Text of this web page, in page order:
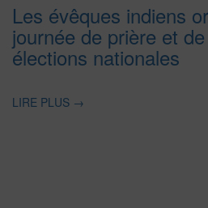
Les évêques indiens
journée de prière et
élections nationales
LIRE PLUS →